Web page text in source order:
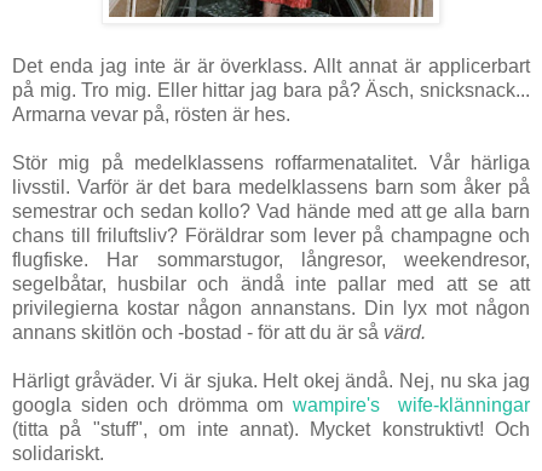
Det enda jag inte är är överklass. Allt annat är applicerbart
på mig. Tro mig. Eller hittar jag bara på? Äsch, snicksnack...
Armarna vevar på, rösten är hes.
Stör mig på medelklassens roffarmenatalitet. Vår härliga
livsstil. Varför är det bara medelklassens barn som åker på
semestrar och sedan kollo? Vad hände med att ge alla barn
chans till friluftsliv? Föräldrar som lever på champagne och
flugfiske. Har sommarstugor, långresor, weekendresor,
segelbåtar, husbilar och ändå inte pallar med att se att
privilegierna kostar någon annanstans. Din lyx mot någon
annans skitlön och -bostad - för att du är så värd.
Härligt gråväder. Vi är sjuka. Helt okej ändå. Nej, nu ska jag
googla siden och drömma om wampire's wife-klänningar
(titta på "stuff", om inte annat). Mycket konstruktivt! Och
solidariskt.